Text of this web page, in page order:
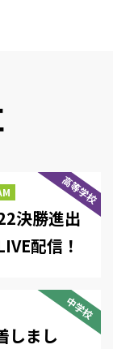
高等学校
決勝進出
配信！
中学校
しまし